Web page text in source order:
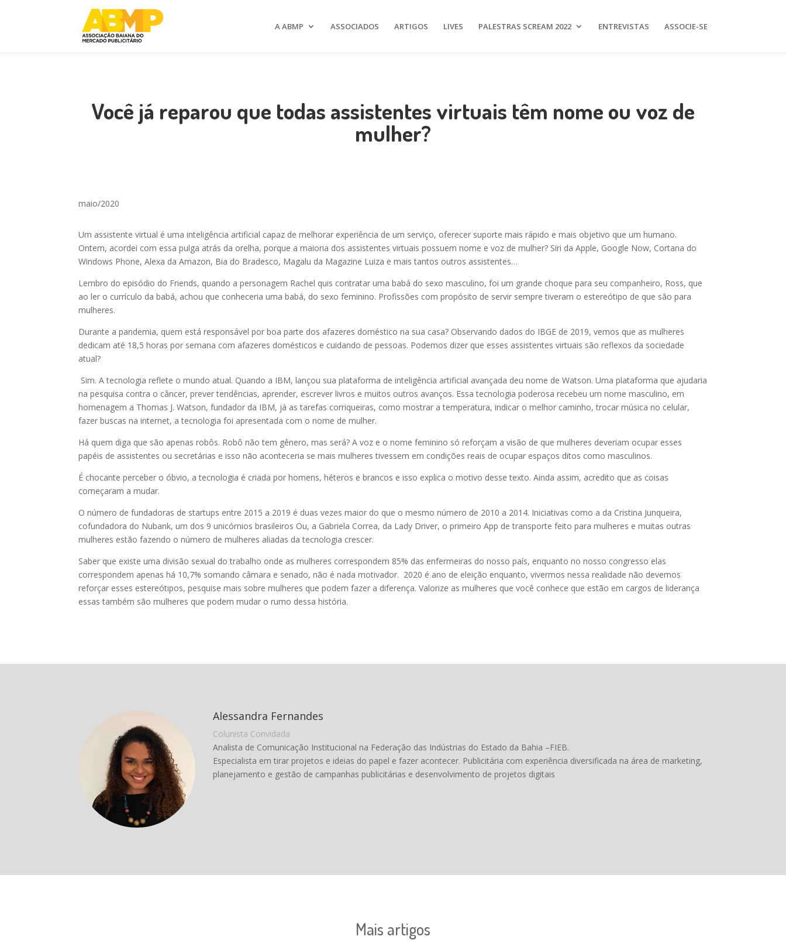
A ABMP ASSOCIADOS ARTIGOS LIVES PALESTRAS SCREAM 2022 ENTREVISTAS ASSOCIE-SE
Você já reparou que todas assistentes virtuais têm nome ou voz de
mulher?
maio/2020
Um assistente virtual é uma inteligência artificial capaz de melhorar experiência de um serviço, oferecer suporte mais rápido e mais objetivo que um humano.
Ontem, acordei com essa pulga atrás da orelha, porque a maioria dos assistentes virtuais possuem nome e voz de mulher? Siri da Apple, Google Now, Cortana do
Windows Phone, Alexa da Amazon, Bia do Bradesco, Magalu da Magazine Luiza e mais tantos outros assistentes…
Lembro do episódio do Friends, quando a personagem Rachel quis contratar uma babá do sexo masculino, foi um grande choque para seu companheiro, Ross, que
ao ler o currículo da babá, achou que conheceria uma babá, do sexo feminino. Profissões com propósito de servir sempre tiveram o estereótipo de que são para
mulheres.
Durante a pandemia, quem está responsável por boa parte dos afazeres doméstico na sua casa? Observando dados do IBGE de 2019, vemos que as mulheres
dedicam até 18,5 horas por semana com afazeres domésticos e cuidando de pessoas. Podemos dizer que esses assistentes virtuais são reflexos da sociedade
atual?
Sim. A tecnologia reflete o mundo atual. Quando a IBM, lançou sua plataforma de inteligência artificial avançada deu nome de Watson. Uma plataforma que ajudaria
na pesquisa contra o câncer, prever tendências, aprender, escrever livros e muitos outros avanços. Essa tecnologia poderosa recebeu um nome masculino, em
homenagem a Thomas J. Watson, fundador da IBM, já as tarefas corriqueiras, como mostrar a temperatura, indicar o melhor caminho, trocar música no celular,
fazer buscas na internet, a tecnologia foi apresentada com o nome de mulher.
Há quem diga que são apenas robôs. Robô não tem gênero, mas será? A voz e o nome feminino só reforçam a visão de que mulheres deveriam ocupar esses
papéis de assistentes ou secretárias e isso não aconteceria se mais mulheres tivessem em condições reais de ocupar espaços ditos como masculinos.
É chocante perceber o óbvio, a tecnologia é criada por homens, héteros e brancos e isso explica o motivo desse texto. Ainda assim, acredito que as coisas
começaram a mudar.
O número de fundadoras de startups entre 2015 a 2019 é duas vezes maior do que o mesmo número de 2010 a 2014. Iniciativas como a da Cristina Junqueira,
cofundadora do Nubank, um dos 9 unicórnios brasileiros Ou, a Gabriela Correa, da Lady Driver, o primeiro App de transporte feito para mulheres e muitas outras
mulheres estão fazendo o número de mulheres aliadas da tecnologia crescer.
Saber que existe uma divisão sexual do trabalho onde as mulheres correspondem 85% das enfermeiras do nosso país, enquanto no nosso congresso elas
correspondem apenas há 10,7% somando câmara e senado, não é nada motivador. 2020 é ano de eleição enquanto, vivermos nessa realidade não devemos
reforçar esses estereótipos, pesquise mais sobre mulheres que podem fazer a diferença. Valorize as mulheres que você conhece que estão em cargos de liderança
essas também são mulheres que podem mudar o rumo dessa história.
Alessandra Fernandes
Colunista Convidada
Analista de Comunicação Institucional na Federação das Indústrias do Estado da Bahia –FIEB.
Especialista em tirar projetos e ideias do papel e fazer acontecer. Publicitária com experiência diversificada na área de marketing,
planejamento e gestão de campanhas publicitárias e desenvolvimento de projetos digitais
Mais artigos